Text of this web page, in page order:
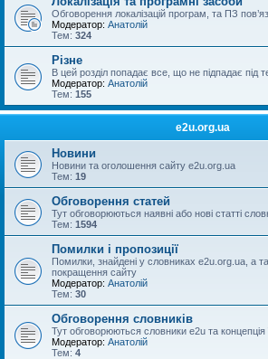
Обговорення локалізацій програм, та ПЗ
Модератор: Анатолій
Тем: 324
Різне
В цей розділ попадає все, що не підпадає під
Модератор: Анатолій
Тем: 155
e2u.org.ua
Новини
Новини та оголошення сайту e2u.org.ua
Тем: 19
Обговорення статей
Тут обговорюються наявні або нові статті
Тем: 1594
Помилки і пропозиції
Помилки, знайдені у словниках e2u.org.ua, а
покращення сайту
Модератор: Анатолій
Тем: 30
Обговорення словників
Тут обговорюються словники e2u та концепція
Модератор: Анатолій
Тем: 4